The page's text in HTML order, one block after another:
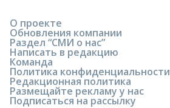
О проекте
Обновления компании
Раздел “СМИ о нас”
Написать в редакцию
Команда
Политика конфиденциальности
Редакционная политика
Размещайте рекламу у нас
Подписаться на рассылку